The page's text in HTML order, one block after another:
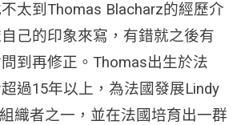
太到Thomas Blacharz的經歷介
己的印象來寫，有錯就之後有
到再修正。Thomas出生於法
過15年以上，為法國發展Lindy
織者之一，並在法國培育出一群